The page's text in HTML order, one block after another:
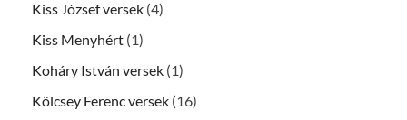
Kiss József versek (4)
Kiss Menyhért (1)
Koháry István versek (1)
Kölcsey Ferenc versek (16)